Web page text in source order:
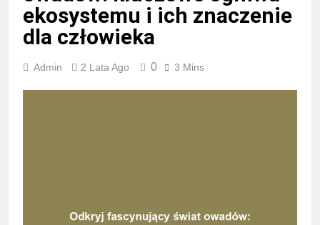
ekosystemu i ich znaczenie
dla człowieka
Admin 2 Lata Ago 0 3 Mins